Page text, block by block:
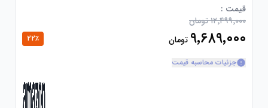
قیمت :
۱۲٬۴۹۹٬۰۰۰ تومان
۹٬۶۸۹٬۰۰۰ تومان 22٪
جزئیات محاسبه قیمت